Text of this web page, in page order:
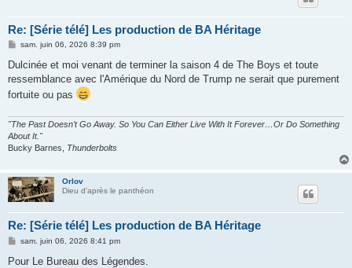
Re: [Série télé] Les production de BA Héritage
M
s
a
g
e
sam. juin 06, 2026 8:39 pm
Dulcinée et moi venant de terminer la saison 4 de The Boys et toute
ressemblance avec l'Amérique du Nord de Trump ne serait que purement
fortuite ou pas
"The Past Doesn’t Go Away. So You Can Either Live With It Forever…Or Do Something
About It."
Bucky Barnes, Thunderbolts
Orlov
Dieu d'après le panthéon
Re: [Série télé] Les production de BA Héritage
M
s
sam. juin 06, 2026 8:41 pm
Pour Le Bureau des Légendes.